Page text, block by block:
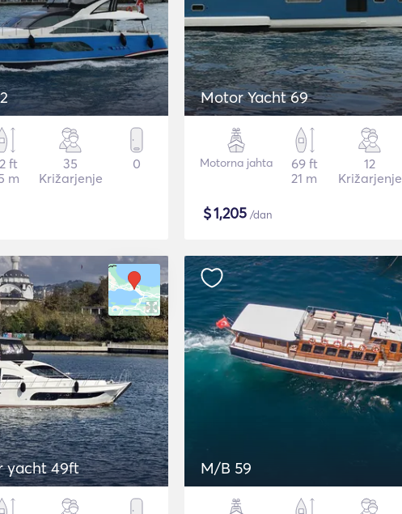
ft
m
35
Križarjenje
0
Motor Yacht 69
Motorna jahta
69 ft
21 m
12
Križarjenje
$1,205 /dan
yacht 49ft M/B 59